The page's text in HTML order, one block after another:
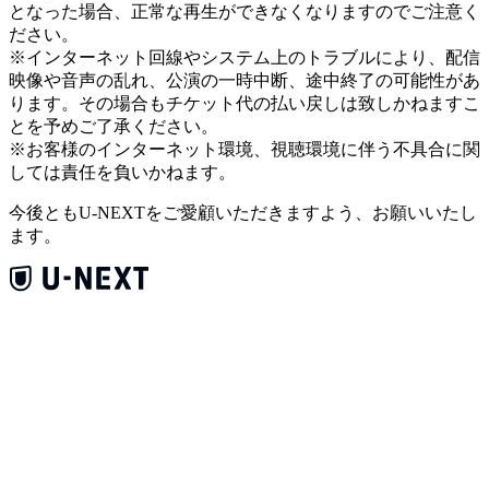
となった場合、正常な再生ができなくなりますのでご注意く
ださい。
※インターネット回線やシステム上のトラブルにより、配信
映像や音声の乱れ、公演の一時中断、途中終了の可能性があ
ります。その場合もチケット代の払い戻しは致しかねますこ
とを予めご了承ください。
※お客様のインターネット環境、視聴環境に伴う不具合に関
しては責任を負いかねます。
今後ともU-NEXTをご愛顧いただきますよう、お願いいたし
ます。